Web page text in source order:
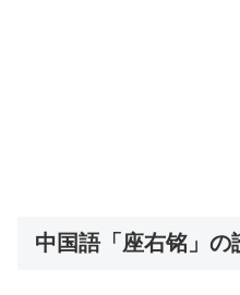
中国語「座右铭」の